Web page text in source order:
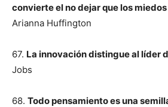
convierte el no dejar que los
Arianna Huffington
67. La innovación distingue al líder
Jobs
68. Todo pensamiento es una